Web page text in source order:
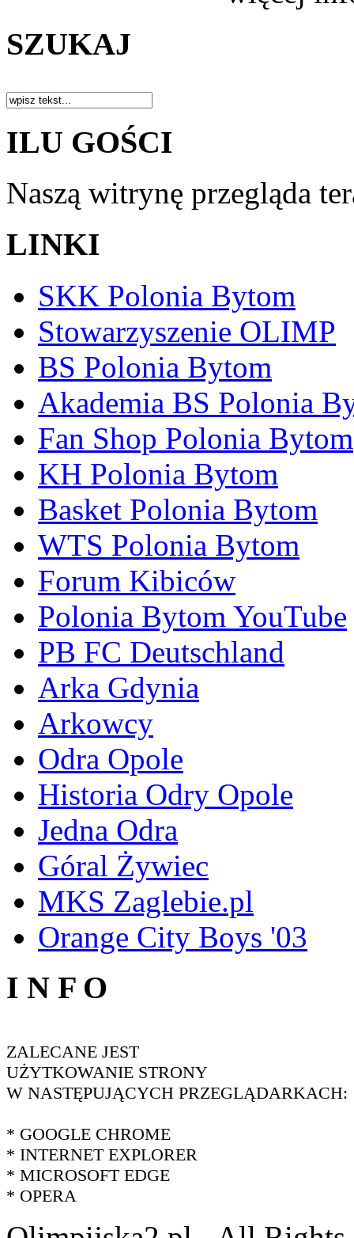
SZUKAJ
ILU GOŚCI
Naszą witrynę przegląda
LINKI
SKK Polonia Bytom
Stowarzyszenie OLIMP
BS Polonia Bytom
Akademia BS Polonia
Fan Shop Polonia Bytom
KH Polonia Bytom
Basket Polonia Bytom
WTS Polonia Bytom
Forum Kibiców
Polonia Bytom YouTube
PB FC Deutschland
Arka Gdynia
Arkowcy
Odra Opole
Historia Odry Opole
Jedna Odra
Góral Żywiec
MKS Zaglebie.pl
Orange City Boys '03
I N F O
ZALECANE JEST
UŻYTKOWANIE STRONY
W NASTĘPUJĄCYCH PRZEGLĄDARKACH:
* GOOGLE CHROME
* INTERNET EXPLORER
* MICROSOFT EDGE
* OPERA